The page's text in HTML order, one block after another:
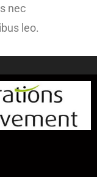
nec
leo.